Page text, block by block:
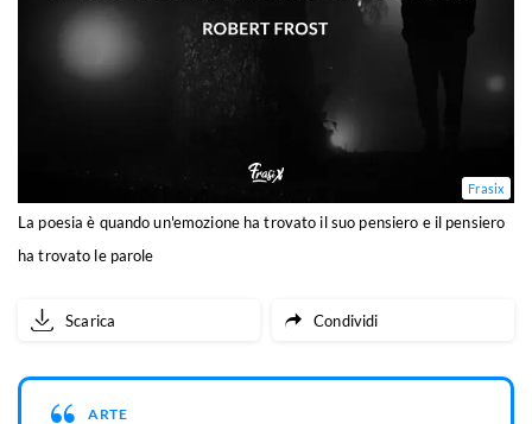
Frasix
La poesia è quando un'emozione ha trovato il suo pensiero e il pensiero
ha trovato le parole
Scarica Condividi
ARTE